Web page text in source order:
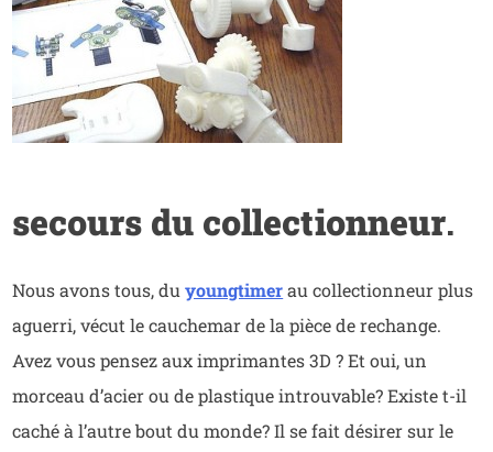
secours du collectionneur.
Nous avons tous, duyoungtimerau collectionneur plus
aguerri, vécut le cauchemar de la pièce de rechange.
Avez vous pensez aux imprimantes 3D ? Et oui, un
morceau d’acier ou de plastique introuvable? Existe t-il
caché à l’autre bout du monde? Il se fait désirer sur le